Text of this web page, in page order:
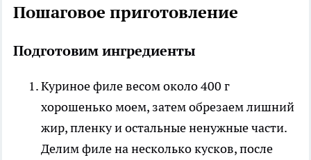
Пошаговое приготовление
Подготовим ингредиенты
Куриное филе весом около 400 г
хорошенько моем, затем обрезаем лишний
жир, пленку и остальные ненужные части.
Делим филе на несколько кусков, после